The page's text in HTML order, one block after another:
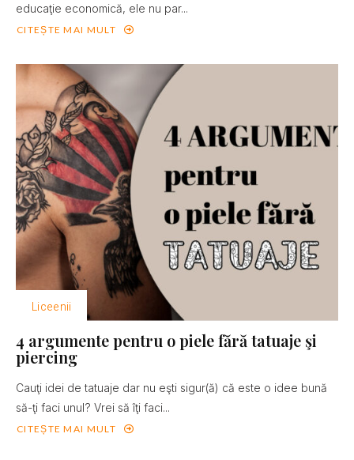
educaţie economică, ele nu par...
CITEȘTE MAI MULT
Liceenii
4 argumente pentru o piele fără tatuaje şi
piercing
Cauţi idei de tatuaje dar nu eşti sigur(ă) că este o idee bună
să-ţi faci unul? Vrei să îţi faci...
CITEȘTE MAI MULT